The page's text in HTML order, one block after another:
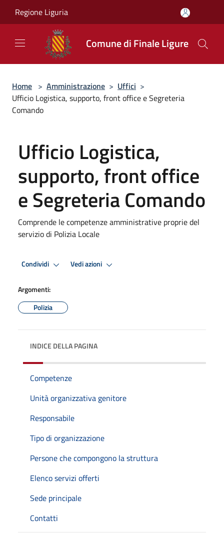
Regione Liguria
Comune di Finale Ligure
Home > Amministrazione > Uffici >
Ufficio Logistica, supporto, front office e Segreteria
Comando
Ufficio Logistica,
supporto, front office
e Segreteria Comando
Comprende le competenze amministrative proprie del
servizio di Polizia Locale
Condividi Vedi azioni
Argomenti:
Polizia
INDICE DELLA PAGINA
Competenze
Unità organizzativa genitore
Responsabile
Tipo di organizzazione
Persone che compongono la struttura
Elenco servizi offerti
Sede principale
Contatti